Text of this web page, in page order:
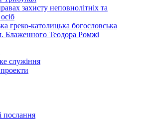
захисту неповнолітніх та
греко-католицька богословська
Блаженного Теодора Ромжі
служіння
послання